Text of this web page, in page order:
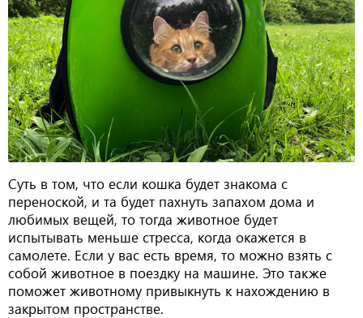
Суть в том, что если кошка будет знакома с
переноской, и та будет пахнуть запахом дома и
любимых вещей, то тогда животное будет
испытывать меньше стресса, когда окажется в
самолете. Если у вас есть время, то можно взять с
собой животное в поездку на машине. Это также
поможет животному привыкнуть к нахождению в
закрытом пространстве.